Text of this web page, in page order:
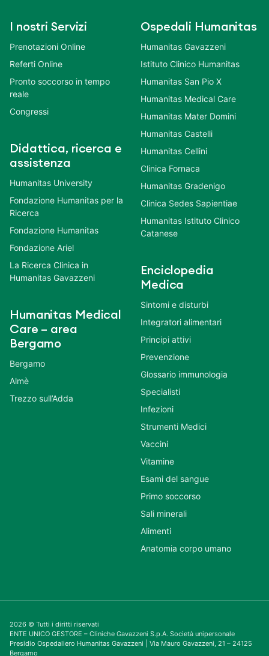
I nostri Servizi
Prenotazioni Online
Referti Online
Pronto soccorso in tempo
reale
Congressi
Didattica, ricerca e
assistenza
Humanitas University
Fondazione Humanitas per la
Ricerca
Fondazione Humanitas
Fondazione Ariel
La Ricerca Clinica in
Humanitas Gavazzeni
Humanitas Medical
Care – area
Bergamo
Bergamo
Almè
Trezzo sull’Adda
Ospedali Humanitas
Humanitas Gavazzeni
Istituto Clinico Humanitas
Humanitas San Pio X
Humanitas Medical Care
Humanitas Mater Domini
Humanitas Castelli
Humanitas Cellini
Clinica Fornaca
Humanitas Gradenigo
Clinica Sedes Sapientiae
Humanitas Istituto Clinico
Catanese
Enciclopedia
Medica
Sintomi e disturbi
Integratori alimentari
Principi attivi
Prevenzione
Glossario immunologia
Specialisti
Infezioni
Strumenti Medici
Vaccini
Vitamine
Esami del sangue
Primo soccorso
Sali minerali
Alimenti
Anatomia corpo umano
2026 © Tutti i diritti riservati
ENTE UNICO GESTORE – Cliniche Gavazzeni S.p.A. Società unipersonale
Presidio Ospedaliero Humanitas Gavazzeni | Via Mauro Gavazzeni, 21 – 24125
Bergamo